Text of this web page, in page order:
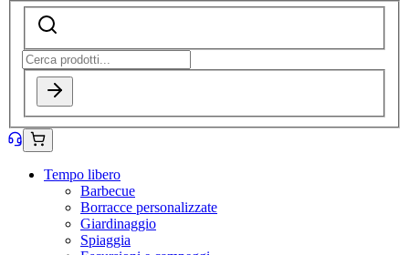
Tempo libero
Barbecue
Borracce personalizzate
Giardinaggio
Spiaggia